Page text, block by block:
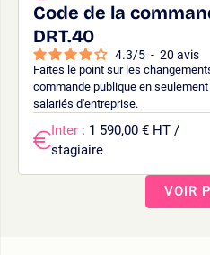
Code de la
DRT.40
4.3/5 - 20 avis
Faites le point sur les
commande publique en
salariés d'entreprise.
Inter : 1 590,00 € HT /
stagiaire
VOIR